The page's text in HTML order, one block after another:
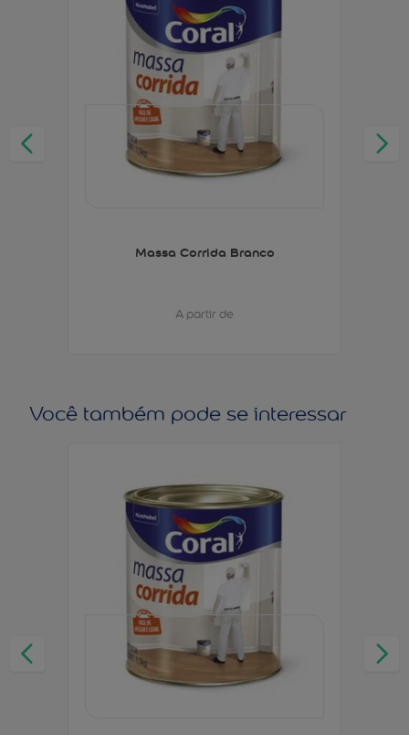
Massa Corrida Branco
A partir de
Você também pode se interessar